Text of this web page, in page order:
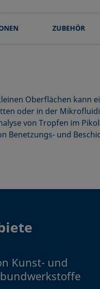
ZUBEHÖR
Oberflächen kann
oder in der
von Tropfen im
Benetzungs- und
Kunst- und